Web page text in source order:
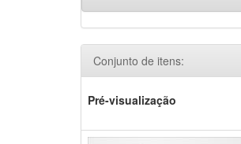
Conjunto de itens:
Pré-visualização